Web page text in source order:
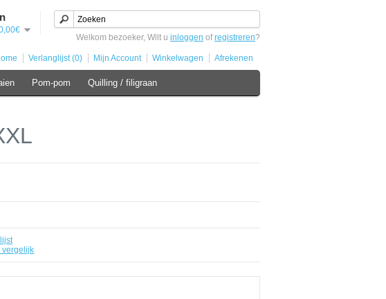
Welkom bezoeker, Wilt u inloggen ofregistreren?
Verlanglijst (0) Mijn Account Winkelwagen Afrekenen
Pom-pom Quilling / filigraan
vergelijk